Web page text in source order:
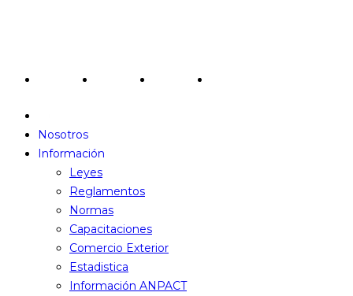
Nosotros
Información
Leyes
Reglamentos
Normas
Capacitaciones
Comercio Exterior
Estadistica
Información ANPACT